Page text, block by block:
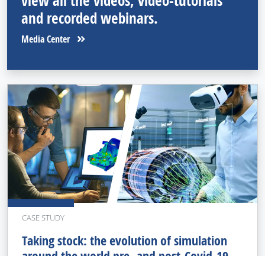
and recorded webinars.
Media Center
CASE STUDY
Taking stock: the evolution of simulation